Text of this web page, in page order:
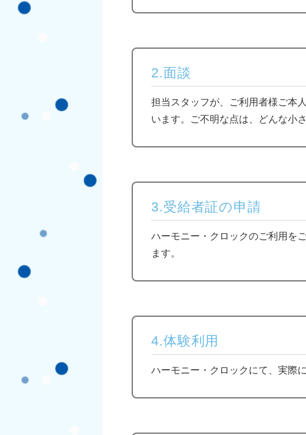
2.面談
担当スタッフが、ご利用者様ご本
います。ご不明な点は、どんな小
3.受給者証の申請
ハーモニー・クロックのご利用を
ます。
4.体験利用
ハーモニー・クロックにて、実際